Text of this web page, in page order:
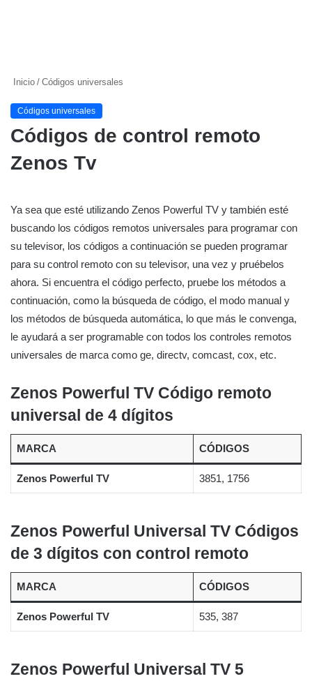
Inicio / Códigos universales
Códigos universales
Códigos de control remoto
Zenos Tv
Ya sea que esté utilizando Zenos Powerful TV y también esté
buscando los códigos remotos universales para programar con
su televisor, los códigos a continuación se pueden programar
para su control remoto con su televisor, una vez y pruébelos
ahora. Si encuentra el código perfecto, pruebe los métodos a
continuación, como la búsqueda de código, el modo manual y
los métodos de búsqueda automática, lo que más le convenga,
le ayudará a ser programable con todos los controles remotos
universales de marca como ge, directv, comcast, cox, etc.
Zenos Powerful TV Código remoto
universal de 4 dígitos
MARCA CÓDIGOS
Zenos Powerful TV 3851, 1756
Zenos Powerful Universal TV Códigos
de 3 dígitos con control remoto
MARCA CÓDIGOS
Zenos Powerful TV 535, 387
Zenos Powerful Universal TV 5